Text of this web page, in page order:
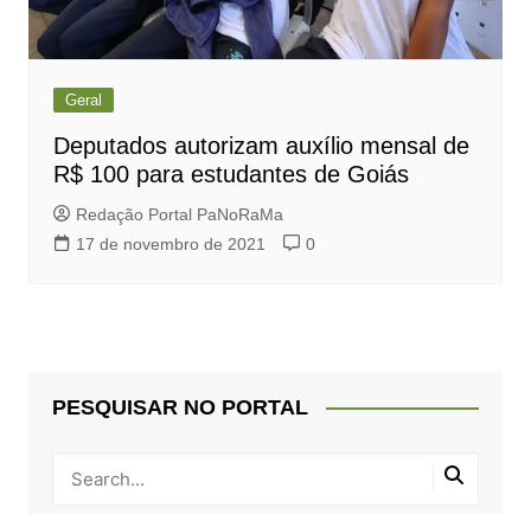
Geral
Deputados autorizam auxílio mensal de
R$ 100 para estudantes de Goiás
Redação Portal PaNoRaMa
17 de novembro de 2021
0
PESQUISAR NO PORTAL